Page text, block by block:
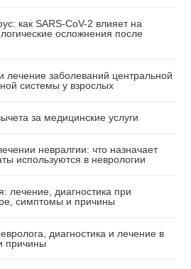
как SARS-CoV-2 влияет на
осложнения после
лечение заболеваний центральной
системы у взрослых
за медицинские услуги
невралгии: что назначает
используются в неврологии
лечение, диагностика при
симптомы и причины
диагностика и лечение в
причины